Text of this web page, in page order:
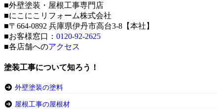
■外壁塗装・屋根工事専門店
■にこにこリフォーム株式会社
■〒664-0892 兵庫県伊丹市高台3-8【本社】
■お客様窓口： 0120-92-2625
■各店舗へのアクセス
塗装工事について知ろう！
外壁塗装の塗料
屋根工事の屋根材